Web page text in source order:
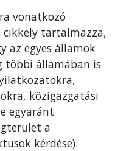
vonatkozó
cikkely tartalmazza,
az egyes államok
többi államában is
közigazgatási
egyaránt
a
kérdése).